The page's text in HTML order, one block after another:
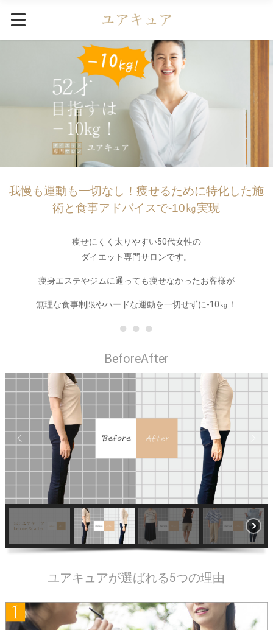
我慢も運動も一切なし！痩せるために特化した施
術と食事アドバイスで-10㎏実現
痩せにくく太りやすい50代女性の
ダイエット専門サロンです。
痩身エステやジムに通っても痩せなかったお客様が
無理な食事制限やハードな運動を一切せずに-10㎏！
● ● ●
BeforeAfter
ユアキュアが選ばれる5つの理由